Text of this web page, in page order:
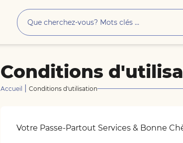
Conditions
Accueil Conditions d'utilisation
Votre Passe-Partout Services & Bonne